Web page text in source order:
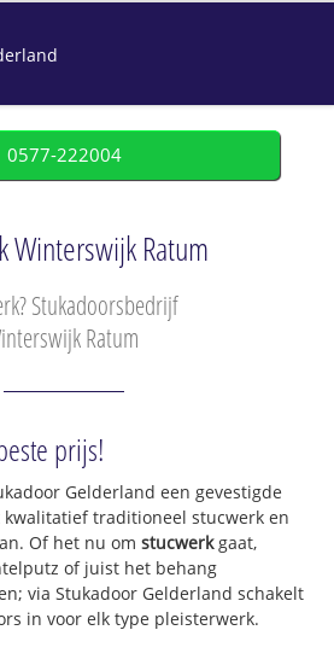
0577-222004
Winterswijk Ratum
Stukadoorsbedrijf
Ratum
prijs!
Gelderland een gevestigde
traditioneel stucwerk en
Of het nu omstucwerkgaat,
of juist het behang
via Stukadoor Gelderland schakelt
in voor elk type pleisterwerk.